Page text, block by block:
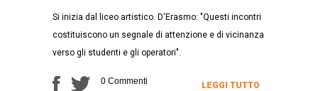
Si inizia dal liceo artistico. D'Erasmo: "Questi incontri
costituiscono un segnale di attenzione e di vicinanza
verso gli studenti e gli operatori".
0 Commenti LEGGI TUTTO